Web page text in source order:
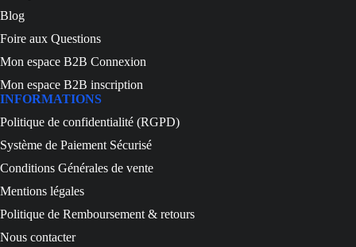
Blog
Foire aux Questions
Mon espace B2B Connexion
Mon espace B2B inscription
INFORMATIONS
Politique de confidentialité (RGPD)
Système de Paiement Sécurisé
Conditions Générales de vente
Mentions légales
Politique de Remboursement & retours
Nous contacter